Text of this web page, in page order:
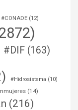
#CONADE (12)
#DIF (163)
#Hidrosistema (10)
(14)
(216)